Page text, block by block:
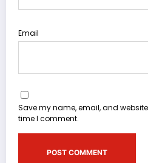
Email
Save my name, email, and
time I comment.